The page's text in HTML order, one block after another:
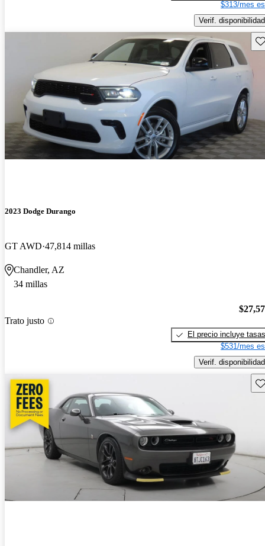
$313/mes
Verif. disponibilidad
2023 Dodge Durango
GT AWD 47,814 millas
Chandler, AZ
34 millas
Trato justo
El precio incluye tasas
$531/mes
Verif. disponibilidad